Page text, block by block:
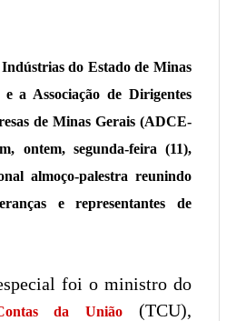
do Estado de Minas
a Associação de Dirigentes
de Minas Gerais (ADCE-
ontem, segunda-feira (11),
almoço-palestra reunindo
e representantes de
foi o ministro do
da União
(TCU),